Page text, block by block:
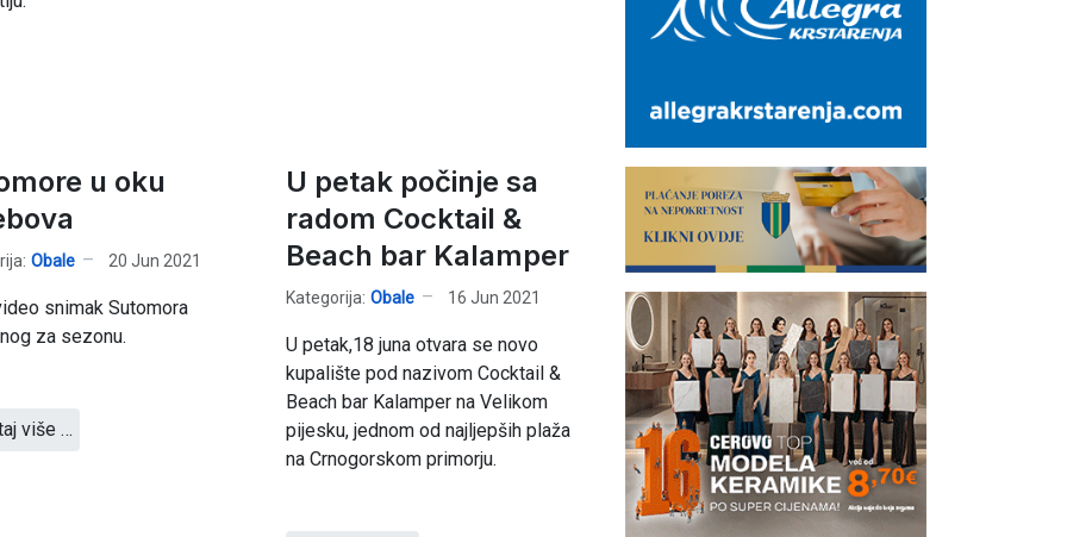
u oku
Obale 20 Jun 2021
snimak Sutomora
za sezonu.
više …
U petak počinje sa
radom Cocktail &
Beach bar Kalamper
Kategorija: Obale 16 Jun 2021
U petak,18 juna otvara se novo
kupalište pod nazivom Cocktail &
Beach bar Kalamper na Velikom
pijesku, jednom od najljepših plaža
na Crnogorskom primorju.